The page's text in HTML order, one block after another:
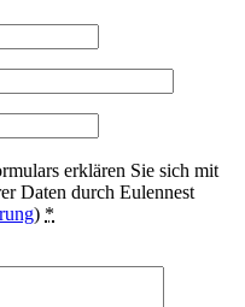
erklären Sie sich mit
Daten durch Eulennest
) *